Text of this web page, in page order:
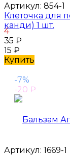
Артикул: 854-1
Клеточка для
канди) 1 шт.
4
35 ₽
15 ₽
Купить
-7%
-20 ₽
Артикул: 1669-1